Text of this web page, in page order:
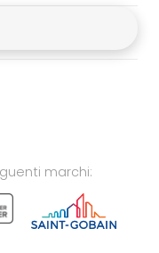
marchi: